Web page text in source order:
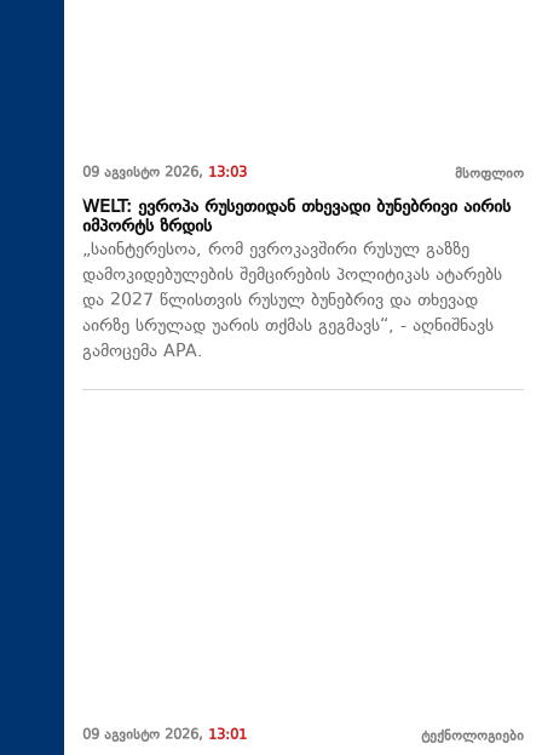
09 აგვისტო 2026, 13:03 მსოფლიო
WELT: ევროპა რუსეთიდან თხევადი ბუნებრივი აირის
იმპორტს ზრდის
„საინტერესოა, რომ ევროკავშირი რუსულ გაზზე
დამოკიდებულების შემცირების პოლიტიკას ატარებს
და 2027 წლისთვის რუსულ ბუნებრივ და თხევად
აირზე სრულად უარის თქმას გეგმავს“, - აღნიშნავს
გამოცემა APA.
09 აგვისტო 2026, 13:01 ტექნოლოგიები